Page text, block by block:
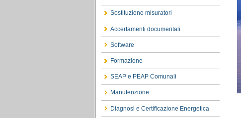
Sostituzione misuratori
Accertamenti documentali
Software
Formazione
SEAP e PEAP Comunali
Manutenzione
Diagnosi e Certificazione Energetica